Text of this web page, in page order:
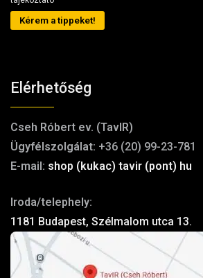
Kérem a tippeket!
Elérhetőség
Cseh Róbert ev. (TavIR)
Ügyfélszolgálat: +36 (20) 99-23-781
E-mail: shop (kukac) tavir (pont) hu
Iroda/telephely:
1181 Budapest, Szélmalom utca 13.